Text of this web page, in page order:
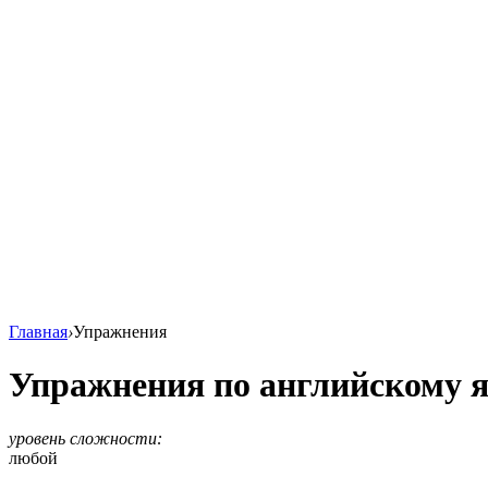
Главная›Упражнения
Упражнения по английскому
уровень сложности:
любой